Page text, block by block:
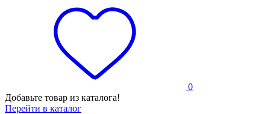
0
Добавьте товар из каталога!
Перейти в каталог